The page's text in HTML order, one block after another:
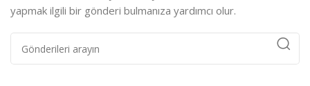
yapmak ilgili bir gönderi bulmanıza yardımcı olur.